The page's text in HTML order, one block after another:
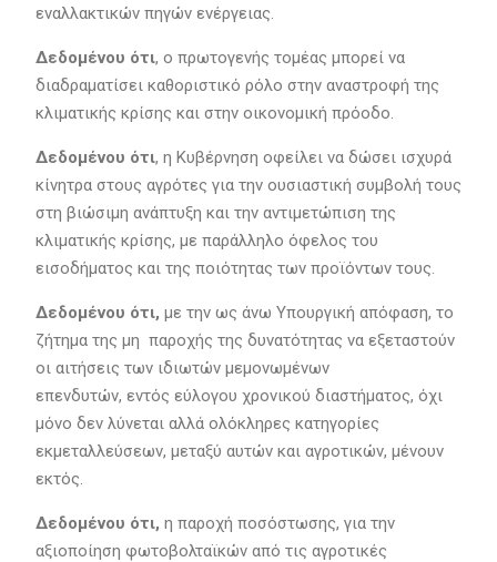
εναλλακτικών πηγών ενέργειας.
Δεδομένου ότι, ο πρωτογενής τομέας μπορεί να
διαδραματίσει καθοριστικό ρόλο στην αναστροφή της
κλιματικής κρίσης και στην οικονομική πρόοδο.
Δεδομένου ότι, η Κυβέρνηση οφείλει να δώσει ισχυρά
κίνητρα στους αγρότες για την ουσιαστική συμβολή τους
στη βιώσιμη ανάπτυξη και την αντιμετώπιση της
κλιματικής κρίσης, με παράλληλο όφελος του
εισοδήματος και της ποιότητας των προϊόντων τους.
Δεδομένου ότι, με την ως άνω Υπουργική απόφαση, το
ζήτημα της μη παροχής της δυνατότητας να εξεταστούν
οι αιτήσεις των ιδιωτών μεμονωμένων
επενδυτών, εντός εύλογου χρονικού διαστήματος, όχι
μόνο δεν λύνεται αλλά ολόκληρες κατηγορίες
εκμεταλλεύσεων, μεταξύ αυτών και αγροτικών, μένουν
εκτός.
Δεδομένου ότι, η παροχή ποσόστωσης, για την
αξιοποίηση φωτοβολταϊκών από τις αγροτικές